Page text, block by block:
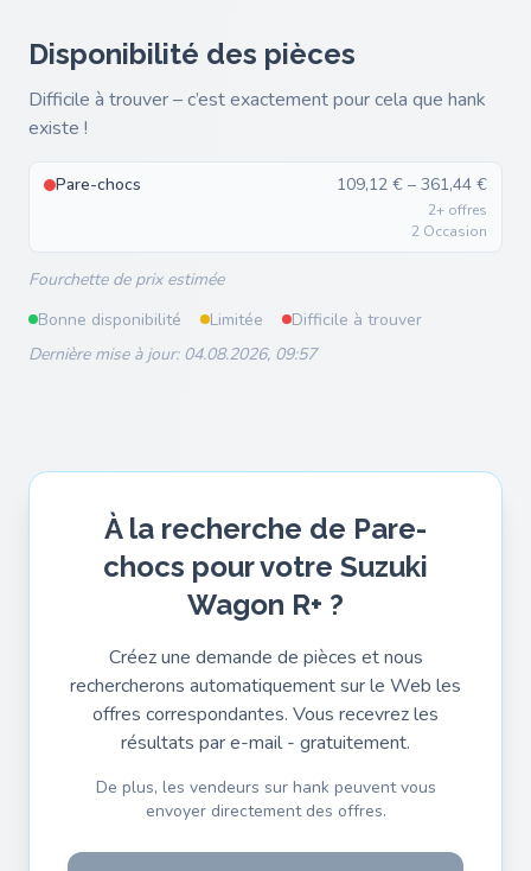
Disponibilité des pièces
Difficile à trouver – c’est exactement pour cela que hank
existe !
Pare-chocs 109,12 € – 361,44 €
2+ offres
2 Occasion
Fourchette de prix estimée
Bonne disponibilité
Limitée
Difficile à trouver
Dernière mise à jour: 04.08.2026, 09:57
À la recherche de Pare-
chocs pour votre Suzuki
Wagon R+ ?
Créez une demande de pièces et nous
rechercherons automatiquement sur le Web les
offres correspondantes. Vous recevrez les
résultats par e-mail - gratuitement.
De plus, les vendeurs sur hank peuvent vous
envoyer directement des offres.